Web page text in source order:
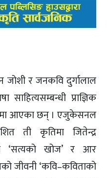
जोशी र जनकवि दुर्गालाल
साहित्यसम्बन्धी प्राज्ञिक
आएका छन् । एजुकेसनल
ती कृतिमा जितेन्द्र
‘सत्यको खोज’ र आर
जीवनी ‘कवि–कविताको